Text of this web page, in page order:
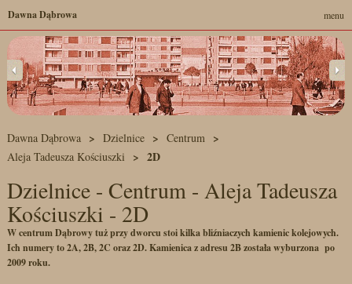
Dawna Dąbrowa Dzielnice
Centrum
Aleja Tadeusza Kościuszki
2D
Dzielnice - Centrum - Aleja Tadeusza
Kościuszki - 2D
W centrum Dąbrowy tuż przy dworcu stoi kilka bliźniaczych kamienic kolejowych.
Ich numery to 2A, 2B, 2C oraz 2D. Kamienica z adresu 2B została wyburzona po
2009 roku.
Dawna Dąbrowa menu